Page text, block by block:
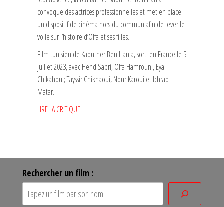
convoque des actrices professionnelles et met en place
un dispositif de cinéma hors du commun afin de lever le
voile sur l’histoire d’Olfa et ses filles.
Film tunisien de Kaouther Ben Hania, sorti en France le 5
juillet 2023, avec Hend Sabri, Olfa Hamrouni, Eya
Chikahoui; Tayssir Chikhaoui, Nour Karoui et Ichraq
Matar.
LIRE LA CRITIQUE
Rechercher un film :